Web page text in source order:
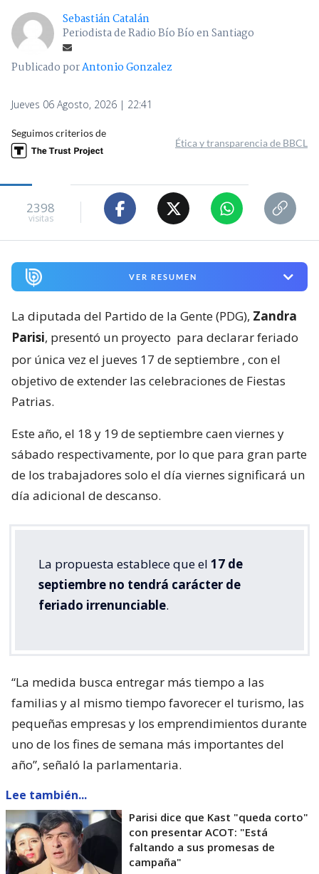
Sebastián Catalán
Periodista de Radio Bío Bío en Santiago
Publicado porAntonio Gonzalez
Jueves 06 Agosto, 2026 | 22:41
Seguimos criterios de
Ética y transparencia de BBCL
2398
visitas
VER RESUMEN
La diputada del Partido de la Gente (PDG), Zandra
Parisi, presentó un proyecto para declarar feriado
por única vez el jueves 17 de septiembre , con el
objetivo de extender las celebraciones de Fiestas
Patrias.
Este año, el 18 y 19 de septiembre caen viernes y
sábado respectivamente, por lo que para gran parte
de los trabajadores solo el día viernes significará un
día adicional de descanso.
La propuesta establece que el 17 de
septiembre no tendrá carácter de
feriado irrenunciable.
“La medida busca entregar más tiempo a las
familias y al mismo tiempo favorecer el turismo, las
pequeñas empresas y los emprendimientos durante
uno de los fines de semana más importantes del
año”, señaló la parlamentaria.
Lee también...
Parisi dice que Kast "queda corto"
con presentar ACOT: "Está
faltando a sus promesas de
campaña"